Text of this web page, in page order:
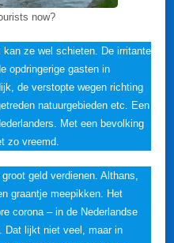
now?
ze wel schieten. De irritante
opdringerige gasten in
de verstopte wegen richting
natuurgebieden etc. Een
Met een bevolking
zo vreemd.
geld verdienen. Althans,
graantje meepikken. Het
corona – in de Nederlandse
Dat lijkt niet veel, maar in